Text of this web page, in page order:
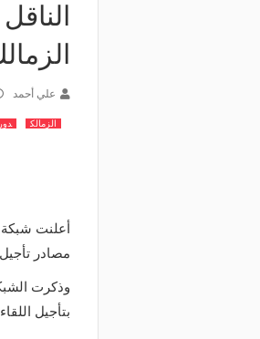
الزمالك
علي أحمد
الزمالك
أعلنت
مصادر
وذكرت
بتأجيل